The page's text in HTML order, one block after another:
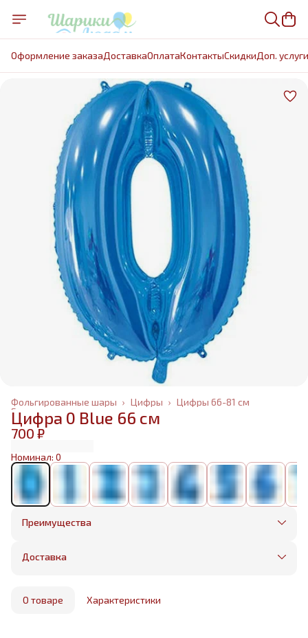
Оформление заказаДоставкаОплатаКонтактыCкидкиДоп. услуги
Цифры 66-81 см
Цифры ›
Фольгированные шары ›
Главная
Цифра 0 Blue 66 см
700 ₽
Номинал: 0
Преимущества
Оплата частями в Сплит
Бесплатная доставка в пределах КАД
маркетплейса
Доставка
О товаре Характеристики